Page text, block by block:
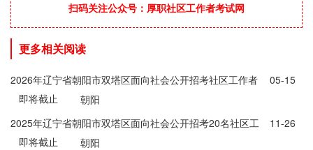
扫码关注公众号：厚职社区工作者考试网
更多相关阅读
2026年辽宁省朝阳市双塔区面向社会公开招考社区工作者
笔试通知
05-15
即将截止
朝阳
2025年辽宁省朝阳市双塔区面向社会公开招考20名社区工
作者后备人选公告
11-26
即将截止
朝阳